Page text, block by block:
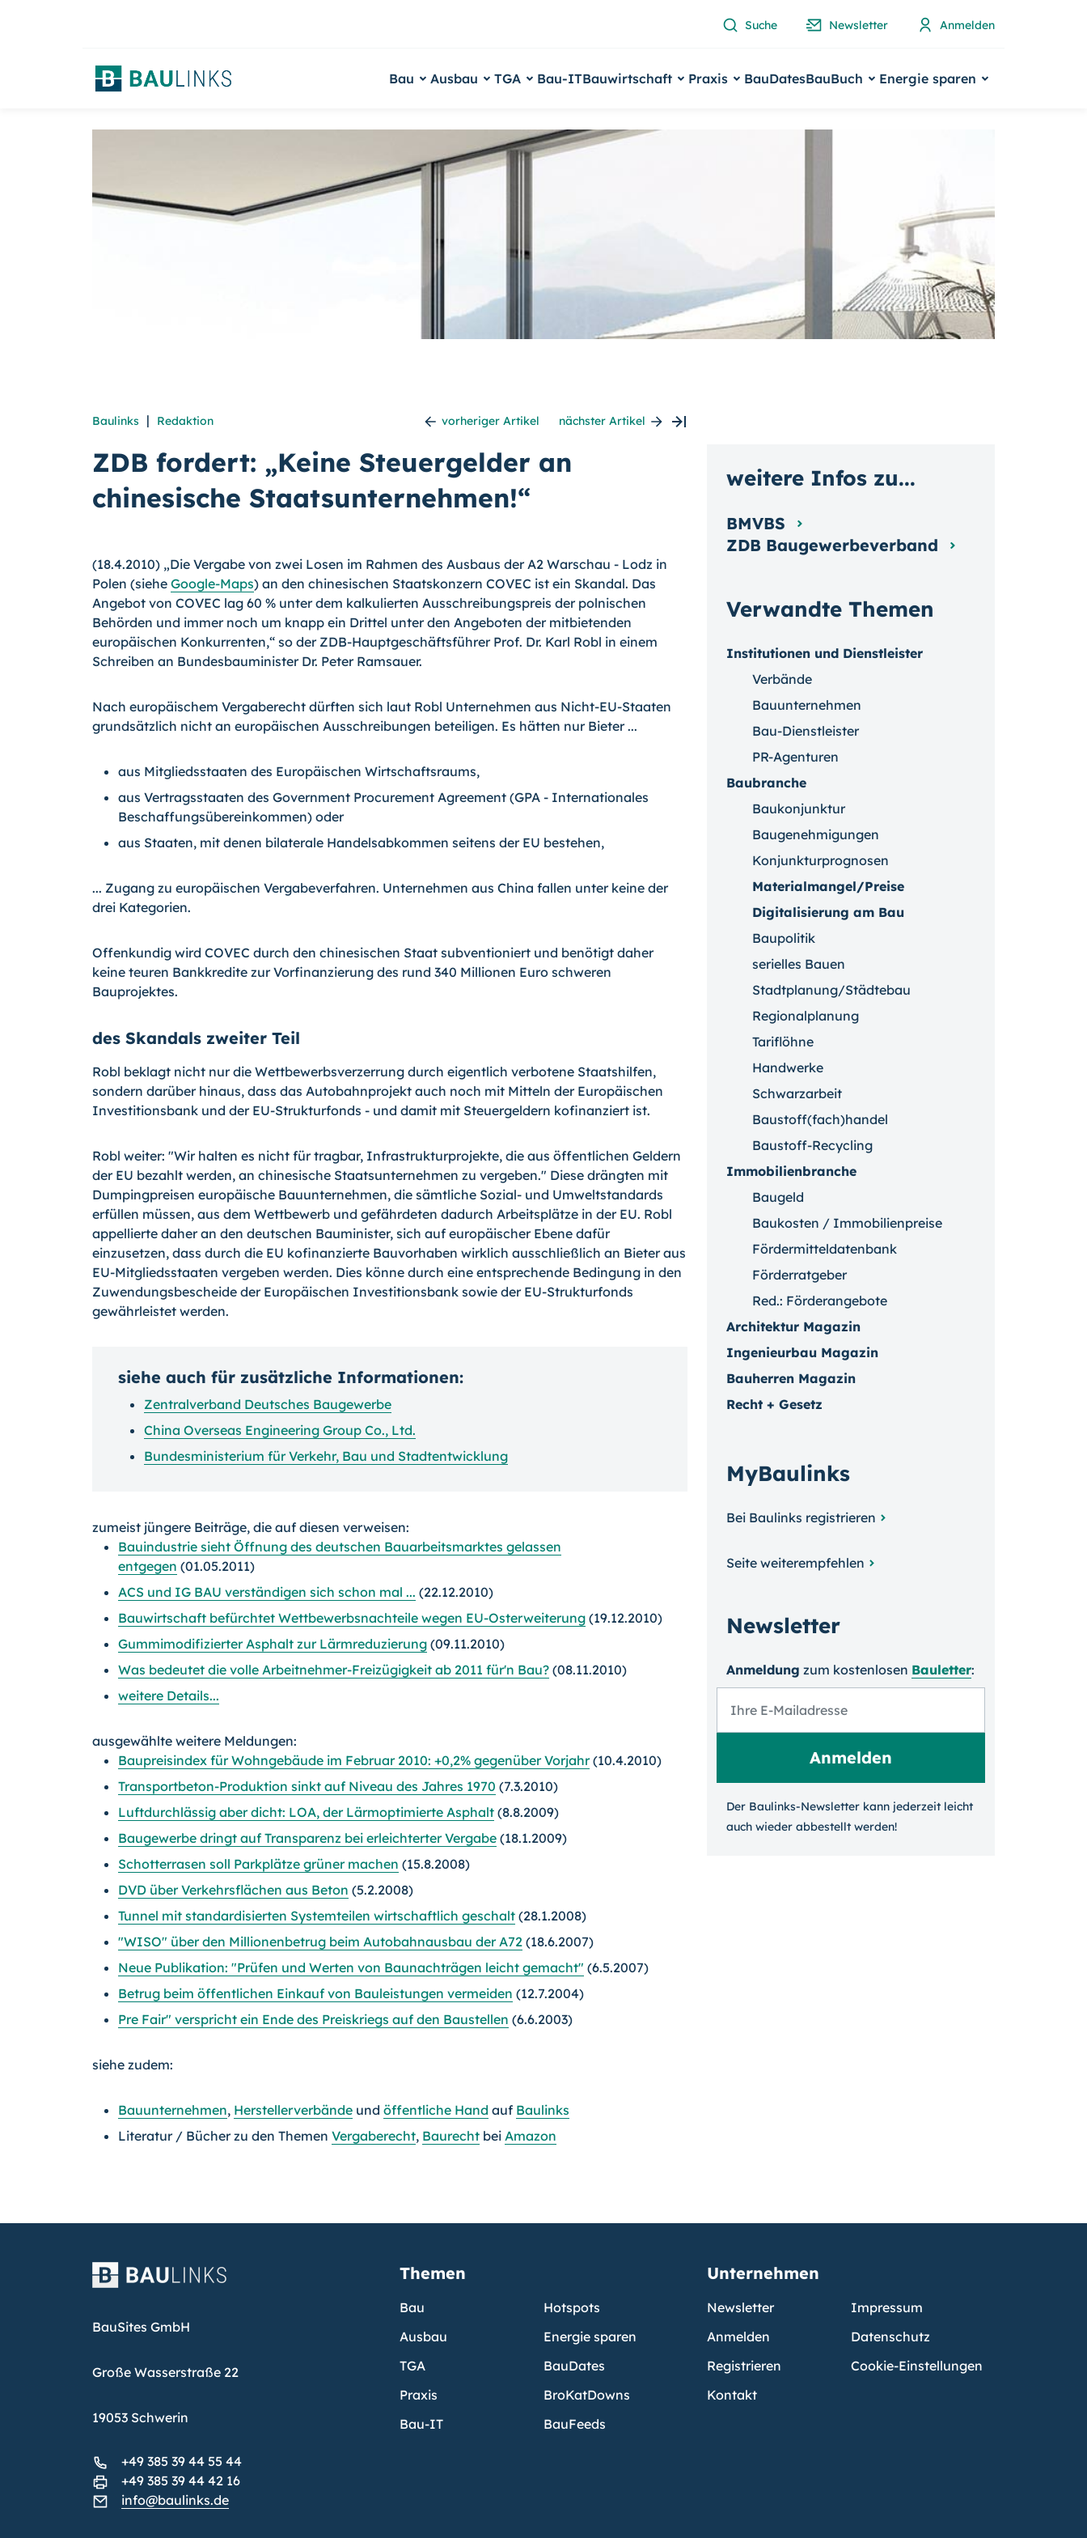
Suche Newsletter Anmelden
Bau Ausbau TGA Bau-ITBauwirtschaft Praxis BauDatesBauBuch Energie sparen
Baulinks | Redaktion vorheriger Artikel nächster Artikel
ZDB fordert: „Keine Steuergelder an
chinesische Staatsunternehmen!“
(18.4.2010) „Die Vergabe von zwei Losen im Rahmen des Ausbaus der A2 Warschau - Lodz in
Polen (siehe Google-Maps) an den chinesischen Staatskonzern COVEC ist ein Skandal. Das
Angebot von COVEC lag 60 % unter dem kalkulierten Ausschreibungs­preis der polnischen
Behörden und immer noch um knapp ein Drittel unter den Ange­boten der mitbietenden
europäischen Konkurrenten,“ so der ZDB-Hauptgeschäftsführer Prof. Dr. Karl Robl in einem
Schreiben an Bundesbauminister Dr. Peter Ramsauer.
Nach europäischem Vergaberecht dürften sich laut Robl Unternehmen aus Nicht-EU-Staaten
grundsätzlich nicht an europäischen Ausschreibungen beteiligen. Es hätten nur Bieter ...
aus Mitgliedsstaaten des Europäischen Wirtschaftsraums,
aus Vertragsstaaten des Government Procurement Agreement (GPA - Internationales
Beschaffungsübereinkommen) oder
aus Staaten, mit denen bilaterale Handelsabkommen seitens der EU bestehen,
... Zugang zu europäischen Vergabeverfahren. Unternehmen aus China fallen unter keine der
drei Kategorien.
Offenkundig wird COVEC durch den chinesischen Staat subventioniert und benötigt daher
keine teuren Bankkredite zur Vorfinanzierung des rund 340 Millionen Euro schweren
Bauprojektes.
des Skandals zweiter Teil
Robl beklagt nicht nur die Wettbewerbsverzerrung durch eigentlich verbotene Staats­hilfen,
sondern darüber hinaus, dass das Autobahnprojekt auch noch mit Mitteln der Europäischen
Investitionsbank und der EU-Strukturfonds - und damit mit Steuer­geldern kofinanziert ist.
Robl weiter: "Wir halten es nicht für tragbar, Infrastrukturprojekte, die aus öffent­lichen Geldern
der EU bezahlt werden, an chinesische Staatsunternehmen zu verge­ben." Diese drängten mit
Dumpingpreisen europäische Bauunternehmen, die sämtliche Sozial- und Umweltstandards
erfüllen müssen, aus dem Wettbewerb und gefährdeten dadurch Arbeitsplätze in der EU. Robl
appellierte daher an den deutschen Bauminister, sich auf europäischer Ebene dafür
einzusetzen, dass durch die EU kofinanzierte Bau­vorhaben wirklich ausschließlich an Bieter aus
EU-Mitgliedsstaaten vergeben werden. Dies könne durch eine entsprechende Bedingung in den
Zuwendungsbescheide der Europäischen Investitionsbank sowie der EU-Strukturfonds
gewährleistet werden.
siehe auch für zusätzliche Informationen:
Zentralverband Deutsches Baugewerbe
China Overseas Engineering Group Co., Ltd.
Bundesministerium für Verkehr, Bau und Stadtentwicklung
zumeist jüngere Beiträge, die auf diesen verweisen:
Bauindustrie sieht Öffnung des deutschen Bauarbeitsmarktes gelassen
entgegen (01.05.2011)
ACS und IG BAU verständigen sich schon mal ... (22.12.2010)
Bauwirtschaft befürchtet Wettbewerbsnachteile wegen EU-Osterweiterung (19.12.2010)
Gummimodifizierter Asphalt zur Lärmreduzierung (09.11.2010)
Was bedeutet die volle Arbeitnehmer-Freizügigkeit ab 2011 für'n Bau? (08.11.2010)
weitere Details...
ausgewählte weitere Meldungen:
Baupreisindex für Wohngebäude im Februar 2010: +0,2% gegenüber Vorjahr(10.4.2010)
Transportbeton-Produktion sinkt auf Niveau des Jahres 1970 (7.3.2010)
Luftdurchlässig aber dicht: LOA, der Lärmoptimierte Asphalt (8.8.2009)
Baugewerbe dringt auf Transparenz bei erleichterter Vergabe (18.1.2009)
Schotterrasen soll Parkplätze grüner machen (15.8.2008)
DVD über Verkehrsflächen aus Beton (5.2.2008)
Tunnel mit standardisierten Systemteilen wirtschaftlich geschalt (28.1.2008)
"WISO" über den Millionenbetrug beim Autobahnausbau der A72 (18.6.2007)
Neue Publikation: "Prüfen und Werten von Baunachträgen leicht gemacht" (6.5.2007)
Betrug beim öffentlichen Einkauf von Bauleistungen vermeiden (12.7.2004)
Pre Fair" verspricht ein Ende des Preiskriegs auf den Baustellen (6.6.2003)
siehe zudem:
Bauunternehmen, Herstellerverbände und öffentliche Hand auf Baulinks
Literatur / Bücher zu den Themen Vergaberecht, Baurecht bei Amazon
Verwandte Themen
Institutionen und Dienstleister
Verbände
Bauunternehmen
Bau-Dienstleister
PR-Agenturen
Baubranche
Baukonjunktur
Baugenehmigungen
Konjunkturprognosen
Materialmangel/Preise
Digitalisierung am Bau
Baupolitik
serielles Bauen
Stadtplanung/Städtebau
Regionalplanung
Tariflöhne
Handwerke
Schwarzarbeit
Baustoff(fach)handel
Baustoff-Recycling
Immobilienbranche
Baugeld
Baukosten / Immobilienpreise
Fördermitteldatenbank
Förderratgeber
Red.: Förderangebote
Architektur Magazin
Ingenieurbau Magazin
Bauherren Magazin
Recht + Gesetz
MyBaulinks
Bei Baulinks registrieren
Seite weiterempfehlen
Newsletter
Anmeldung zum kosten­losen Bauletter:
Der Baulinks-Newsletter kann jeder­zeit leicht
auch wieder ab­bestellt werden!
weitere Infos zu...
BMVBS
ZDB Baugewerbeverband
BauSites GmbH
Große Wasserstraße 22
19053 Schwerin
+49 385 39 44 55 44
+49 385 39 44 42 16
info@baulinks.de
Themen
Bau
Ausbau
TGA
Praxis
Bau-IT
Hotspots
Energie sparen
BauDates
BroKatDowns
BauFeeds
Unternehmen
Newsletter
Anmelden
Registrieren
Kontakt
Impressum
Datenschutz
Cookie-Einstellungen